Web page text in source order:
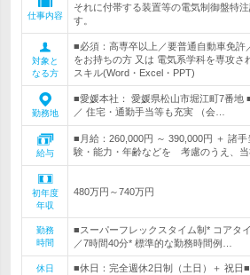
仕事内容
それに付帯する装置等の電気制御盤特
す。
対象と
なる方
■必須：高専卒以上／要普通自動車免許
をお持ちの方 又は 電気系学科を専攻さ
スキル(Word・Excel・PPT)
勤務地
■愛媛本社： 愛媛県松山市堀江町7番地
／ 住宅・通勤手当等も充実 （会…
給与
■月給：260,000円 ～ 390,000円 ＋ 諸
験・能力・年齢などを 考慮のうえ、当
初年度
年収
480万円～740万円
勤務
時間
■スーパーフレックスタイム制* コアタ
／7時間40分* 標準的な勤務時間例…
休日
■休日：完全週休2日制（土日）＋ 祝日